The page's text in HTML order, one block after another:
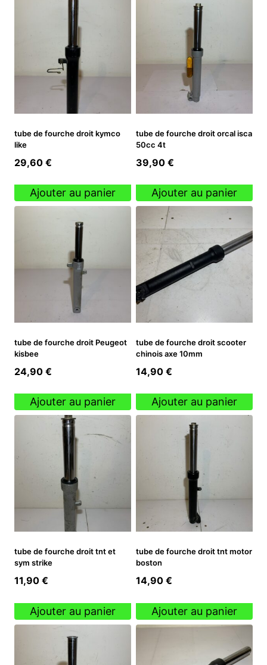
tube de fourche droit kymco
like
29,60 €
Ajouter au panier
tube de fourche droit orcal isca
50cc 4t
39,90 €
Ajouter au panier
tube de fourche droit Peugeot
kisbee
24,90 €
Ajouter au panier
tube de fourche droit scooter
chinois axe 10mm
14,90 €
Ajouter au panier
tube de fourche droit tnt et
sym strike
11,90 €
Ajouter au panier
tube de fourche droit tnt motor
boston
14,90 €
Ajouter au panier